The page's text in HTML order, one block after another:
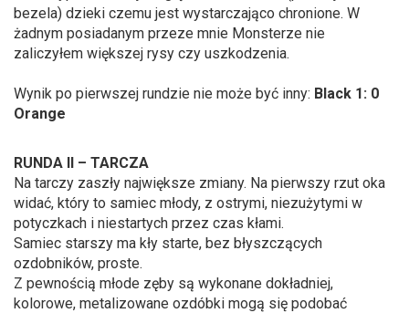
bezela) dzieki czemu jest wystarczająco chronione. W
żadnym posiadanym przeze mnie Monsterze nie
zaliczyłem większej rysy czy uszkodzenia.
Wynik po pierwszej rundzie nie może być inny: Black 1: 0
Orange
RUNDA II – TARCZA
Na tarczy zaszły największe zmiany. Na pierwszy rzut oka
widać, który to samiec młody, z ostrymi, niezużytymi w
potyczkach i niestartych przez czas kłami.
Samiec starszy ma kły starte, bez błyszczących
ozdobników, proste.
Z pewnością młode zęby są wykonane dokładniej,
kolorowe, metalizowane ozdóbki mogą się podobać